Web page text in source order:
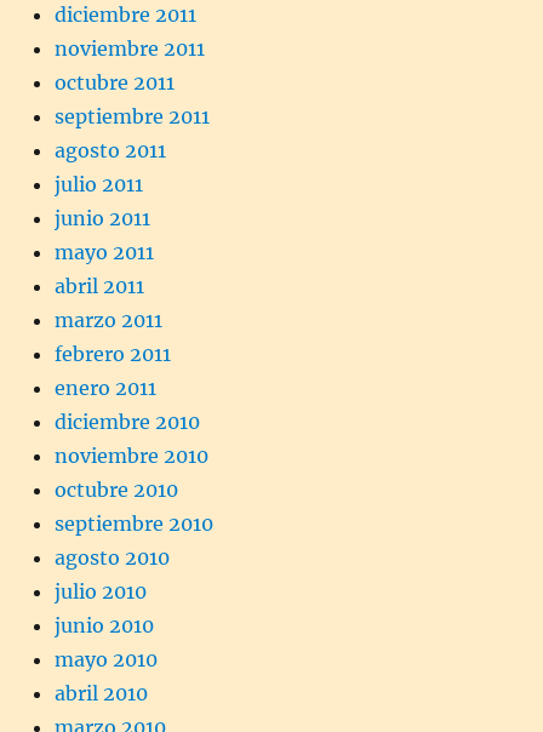
diciembre 2011
noviembre 2011
octubre 2011
septiembre 2011
agosto 2011
julio 2011
junio 2011
mayo 2011
abril 2011
marzo 2011
febrero 2011
enero 2011
diciembre 2010
noviembre 2010
octubre 2010
septiembre 2010
agosto 2010
julio 2010
junio 2010
mayo 2010
abril 2010
marzo 2010